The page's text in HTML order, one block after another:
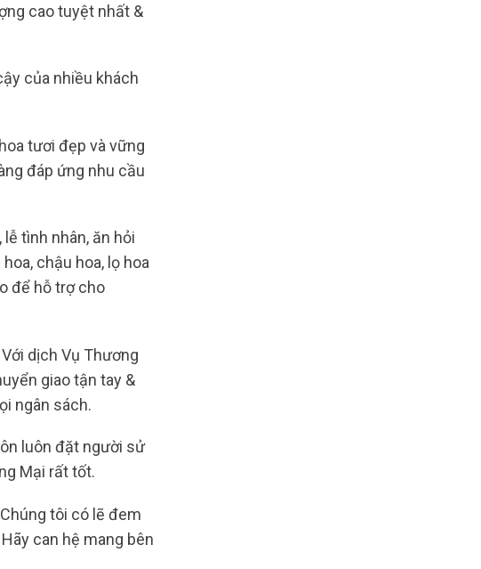
cao tuyệt nhất &
của nhiều khách
tươi đẹp và vững
đáp ứng nhu cầu
tình nhân, ăn hỏi
chậu hoa, lọ hoa
để hỗ trợ cho
Với dịch Vụ Thương
giao tận tay &
ngân sách.
luôn đặt người sử
Mại rất tốt.
tôi có lẽ đem
can hệ mang bên